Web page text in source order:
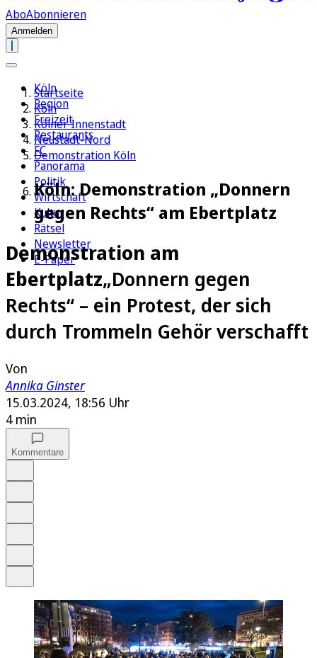
AboAbonnieren
Anmelden
Köln
Region
Freizeit
Restaurants
FC
Panorama
Politik
Wirtschaft
Kultur
Rätsel
Newsletter
E-Paper
Startseite
Köln
Kölner Innenstadt
Neustadt-Nord
Demonstration Köln
Köln: Demonstration „Donnern
gegen Rechts“ am Ebertplatz
Demonstration am
Ebertplatz„Donnern gegen
Rechts“ – ein Protest, der sich
durch Trommeln Gehör verschafft
Von
Annika Ginster
15.03.2024, 18:56 Uhr
4 min
Kommentare